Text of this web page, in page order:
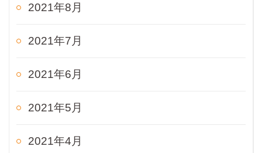
2021年8月
2021年7月
2021年6月
2021年5月
2021年4月